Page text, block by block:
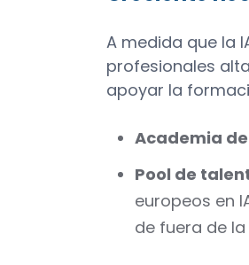
A medida que la
profesionales
apoyar la
Academia
Pool de
europeos en
de fuera de la